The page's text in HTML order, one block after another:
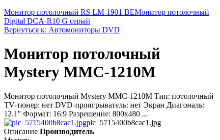
Монитор потолочный RS LM-1901 BEМонитор потолочный
Digital DCA-R10 G серый
Вернуться к: Автомониторы DVD
Монитор потолочный
Mystery MMC-1210M
Монитор потолочный Mystery MMC-1210M Тип: потолочный
TV-тюнер: нет DVD-проигрыватель: нет Экран Диагональ:
12.1" Формат: 16:9 Разрешение: 800x480 ...
pic_5715400b8cac1.jpg
Описание Производитель